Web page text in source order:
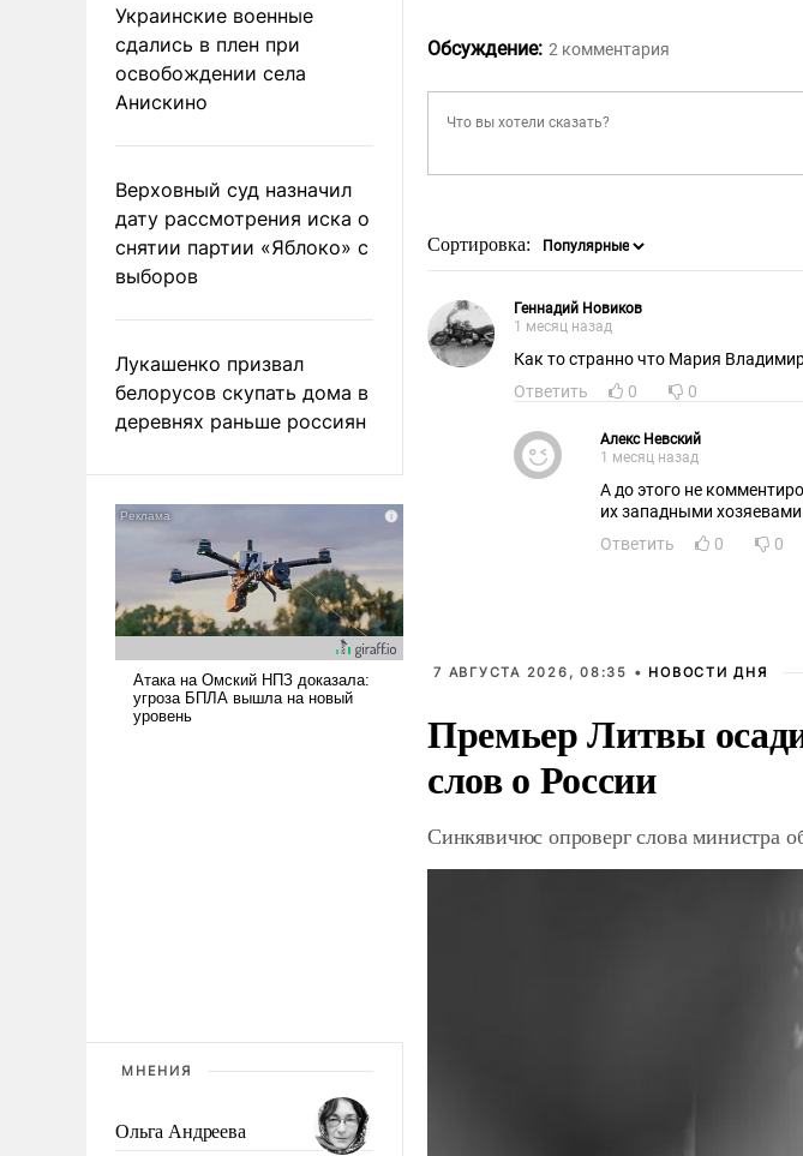
Украинские военные
сдались в плен при
освобождении села
Анискино
Верховный суд назначил
дату рассмотрения иска о
снятии партии «Яблоко» с
выборов
Лукашенко призвал
белорусов скупать дома в
деревнях раньше россиян
МНЕНИЯ
Ольга Андреева
Обсуждение: 2 комментария
Сортировка:
Геннадий Новиков
1 месяц назад
Как то странно что Мария
Ответить
0 0
Алекс Невский
1 месяц назад
А до этого не
их западными
Ответить
0 0
7 АВГУСТА 2026, 08:35 • НОВОСТИ ДНЯ
Премьер Литвы
слов о России
Синкявичюс опроверг слова министра